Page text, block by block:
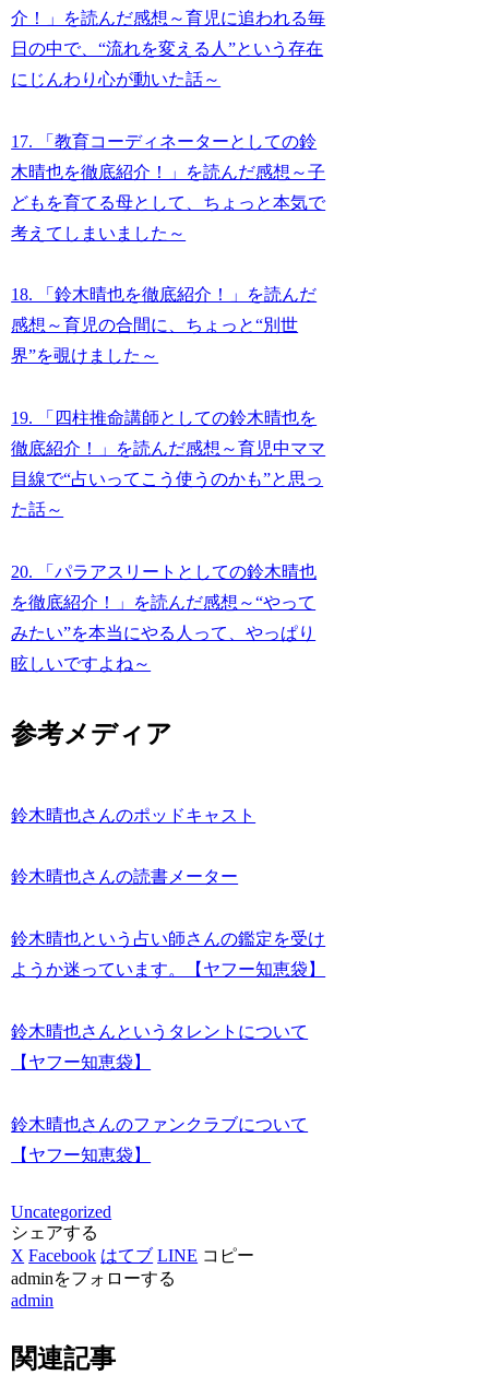
介！」を読んだ感想～育児に追われる毎
日の中で、“流れを変える人”という存在
にじんわり心が動いた話～
17. 「教育コーディネーターとしての鈴
木晴也を徹底紹介！」を読んだ感想～子
どもを育てる母として、ちょっと本気で
考えてしまいました～
18. 「鈴木晴也を徹底紹介！」を読んだ
感想～育児の合間に、ちょっと“別世
界”を覗けました～
19. 「四柱推命講師としての鈴木晴也を
徹底紹介！」を読んだ感想～育児中ママ
目線で“占いってこう使うのかも”と思っ
た話～
20. 「パラアスリートとしての鈴木晴也
を徹底紹介！」を読んだ感想～“やって
みたい”を本当にやる人って、やっぱり
眩しいですよね～
参考メディア
鈴木晴也さんのポッドキャスト
鈴木晴也さんの読書メーター
鈴木晴也という占い師さんの鑑定を受け
ようか迷っています。【ヤフー知恵袋】
鈴木晴也さんというタレントについて
【ヤフー知恵袋】
鈴木晴也さんのファンクラブについて
【ヤフー知恵袋】
Uncategorized
シェアする
X Facebook はてブ LINE コピー
adminをフォローする
admin
関連記事